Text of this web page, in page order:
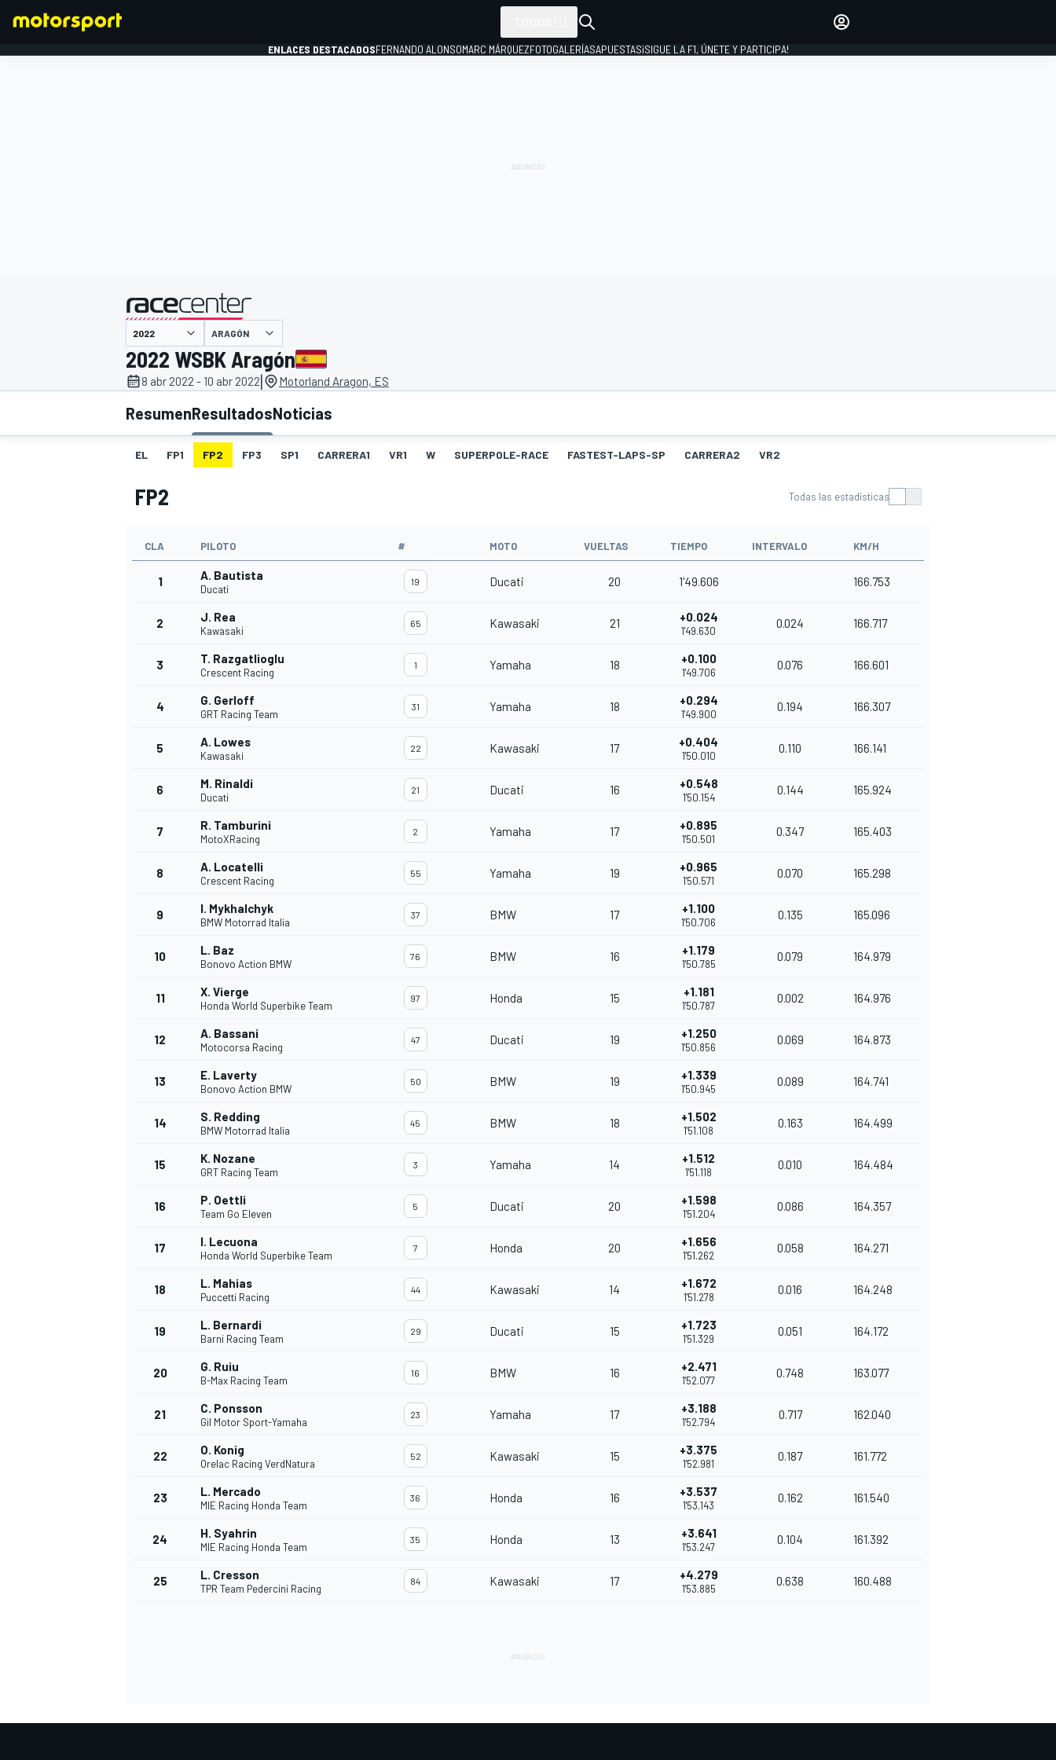
INDYCAR WRC
ENLACES DESTACADOSFERNANDO ALONSOMARC MÁRQUEZFOTOGALERÍASAPUESTAS¡SIGUE LA F1, ÚNETE Y PARTICIPA!
presentado por
ARAGÓN
2022 WSBK Aragón
8 abr 2022 - 10 abr 2022| Motorland Aragon, ES
ResumenResultadosNoticias
EL FP1 FP2 FP3 SP1 CARRERA1 VR1 W SUPERPOLE-RACE FASTEST-LAPS-SP CARRERA2 VR2
FP2 Todas las estadísticas
CLA PILOTO # MOTO VUELTAS TIEMPO INTERVALO KM/H
1 A. Bautista
Ducati
19 Ducati 20 1'49.606 166.753
2 J. Rea
Kawasaki
65 Kawasaki 21 +0.024
1'49.630
0.024 166.717
3 T. Razgatlioglu
Crescent Racing
1 Yamaha 18 +0.100
1'49.706
0.076 166.601
4 G. Gerloff
GRT Racing Team
31 Yamaha 18 +0.294
1'49.900
0.194 166.307
5 A. Lowes
Kawasaki
22 Kawasaki 17 +0.404
1'50.010
0.110 166.141
6 M. Rinaldi
Ducati
21 Ducati 16 +0.548
1'50.154
0.144 165.924
7 R. Tamburini
MotoXRacing
2 Yamaha 17 +0.895
1'50.501
0.347 165.403
8 A. Locatelli
Crescent Racing
55 Yamaha 19 +0.965
1'50.571
0.070 165.298
9 I. Mykhalchyk
BMW Motorrad Italia
37 BMW 17 +1.100
1'50.706
0.135 165.096
10 L. Baz
Bonovo Action BMW
76 BMW 16 +1.179
1'50.785
0.079 164.979
11 X. Vierge
Honda World Superbike Team
97 Honda 15 +1.181
1'50.787
0.002 164.976
12 A. Bassani
Motocorsa Racing
47 Ducati 19 +1.250
1'50.856
0.069 164.873
13 E. Laverty
Bonovo Action BMW
50 BMW 19 +1.339
1'50.945
0.089 164.741
14 S. Redding
BMW Motorrad Italia
45 BMW 18 +1.502
1'51.108
0.163 164.499
15 K. Nozane
GRT Racing Team
3 Yamaha 14 +1.512
1'51.118
0.010 164.484
16 P. Oettli
Team Go Eleven
5 Ducati 20 +1.598
1'51.204
0.086 164.357
17 I. Lecuona
Honda World Superbike Team
7 Honda 20 +1.656
1'51.262
0.058 164.271
18 L. Mahias
Puccetti Racing
44 Kawasaki 14 +1.672
1'51.278
0.016 164.248
19 L. Bernardi
Barni Racing Team
29 Ducati 15 +1.723
1'51.329
0.051 164.172
20 G. Ruiu
B-Max Racing Team
16 BMW 16 +2.471
1'52.077
0.748 163.077
21 C. Ponsson
Gil Motor Sport-Yamaha
23 Yamaha 17 +3.188
1'52.794
0.717 162.040
22 O. Konig
Orelac Racing VerdNatura
52 Kawasaki 15 +3.375
1'52.981
0.187 161.772
23 L. Mercado
MIE Racing Honda Team
36 Honda 16 +3.537
1'53.143
0.162 161.540
24 H. Syahrin
MIE Racing Honda Team
35 Honda 13 +3.641
1'53.247
0.104 161.392
25 L. Cresson
TPR Team Pedercini Racing
84 Kawasaki 17 +4.279
1'53.885
0.638 160.488